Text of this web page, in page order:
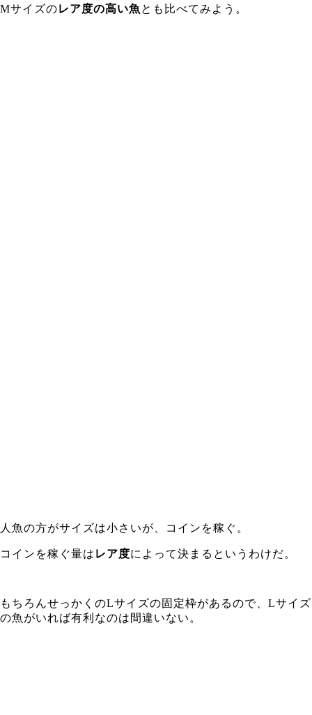
Mサイズのレア度の高い魚 とも比べてみよう。
人魚の方がサイズは小さいが、コインを稼ぐ。
コインを稼ぐ量は レア度によって決まるというわけだ。
もちろんせっかくのLサイズの固定枠があるので、Lサイズ
の魚がいれば有利なのは間違いない。